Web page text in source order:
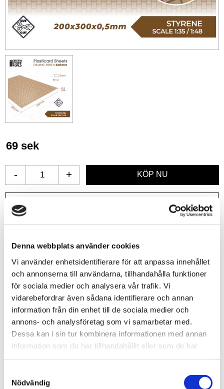
Denna webbplats använder cookies
Vi använder enhetsidentifierare för att anpassa innehållet
och annonserna till användarna, tillhandahålla funktioner
för sociala medier och analysera vår trafik. Vi
vidarebefordrar även sådana identifierare och annan
information från din enhet till de sociala medier och
annons- och analysföretag som vi samarbetar med.
Dessa kan i sin tur kombinera informationen med annan
information som du har tillhandahållit eller som de har
Nödvändig
69 sek
+
-
Lägg till i favoriter
Leveranstid
skickas från oss inom 0-1 vardagar
Allmänt
Embossed styrene plastic sheets can be used to create
other architectural parts. The sheets are demanded by